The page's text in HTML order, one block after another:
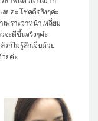
ยค่ะ โชคดีจริงๆค่ะ
พราะว่าหน้าเหลี่ยม
จะดีขึ้นจริงๆค่ะ
ก็ไม่รู้สึกเจ็บด้วย
ยค่ะ